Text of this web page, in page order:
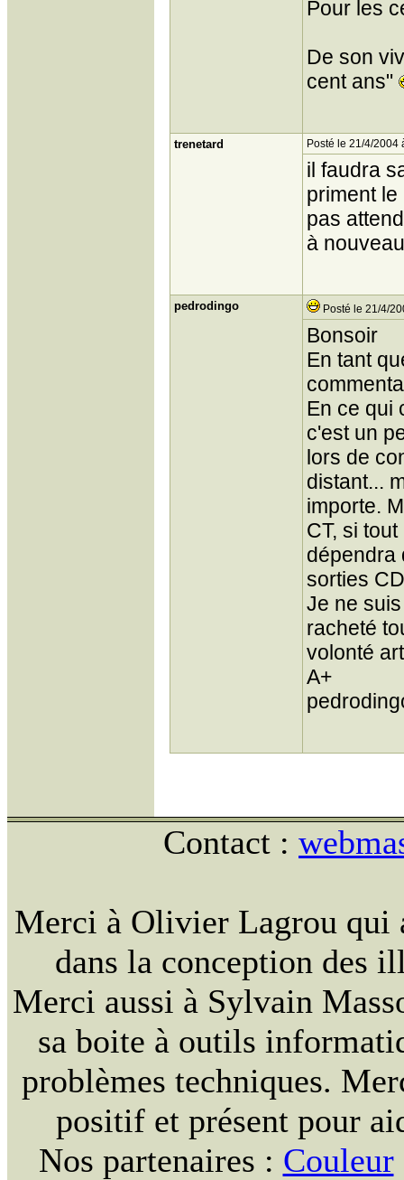
Pour les
De son
cent ans"
trenetard Posté le 21/4/2004
il faudra
priment
pas
à
pedrodingo Posté le 21/4/
Bonsoir
En tant
En ce qui
c'est un
lors de
distant...
importe.
CT, si
dépendra
sorties
Je ne
racheté
volonté
A+
Contact :
Merci à Olivier Lagrou qui
dans la conception des
Merci aussi à Sylvain
sa boite à outils
problèmes techniques.
positif et présent pour
Nos partenaires : Couleur